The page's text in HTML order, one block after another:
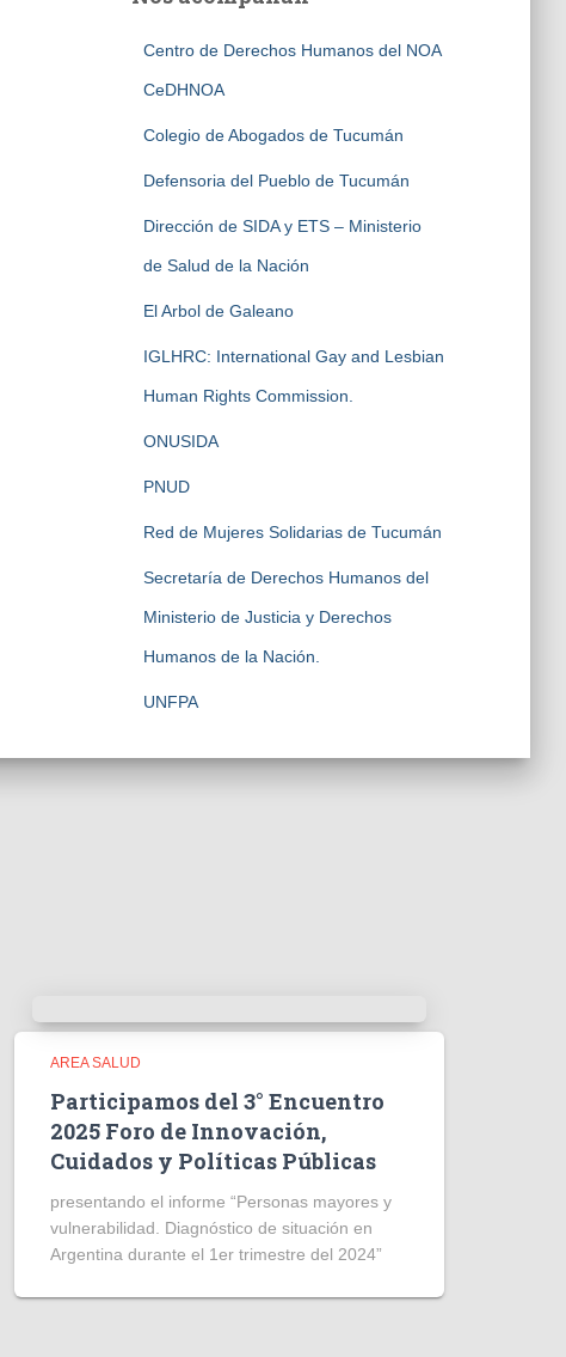
Centro de Derechos Humanos del NOA
CeDHNOA
Colegio de Abogados de Tucumán
Defensoria del Pueblo de Tucumán
Dirección de SIDA y ETS – Ministerio
de Salud de la Nación
El Arbol de Galeano
IGLHRC: International Gay and Lesbian
Human Rights Commission.
ONUSIDA
PNUD
Red de Mujeres Solidarias de Tucumán
Secretaría de Derechos Humanos del
Ministerio de Justicia y Derechos
Humanos de la Nación.
UNFPA
AREA SALUD
Participamos del 3° Encuentro
2025 Foro de Innovación,
Cuidados y Políticas Públicas
presentando el informe “Personas mayores y
vulnerabilidad. Diagnóstico de situación en
Argentina durante el 1er trimestre del 2024”